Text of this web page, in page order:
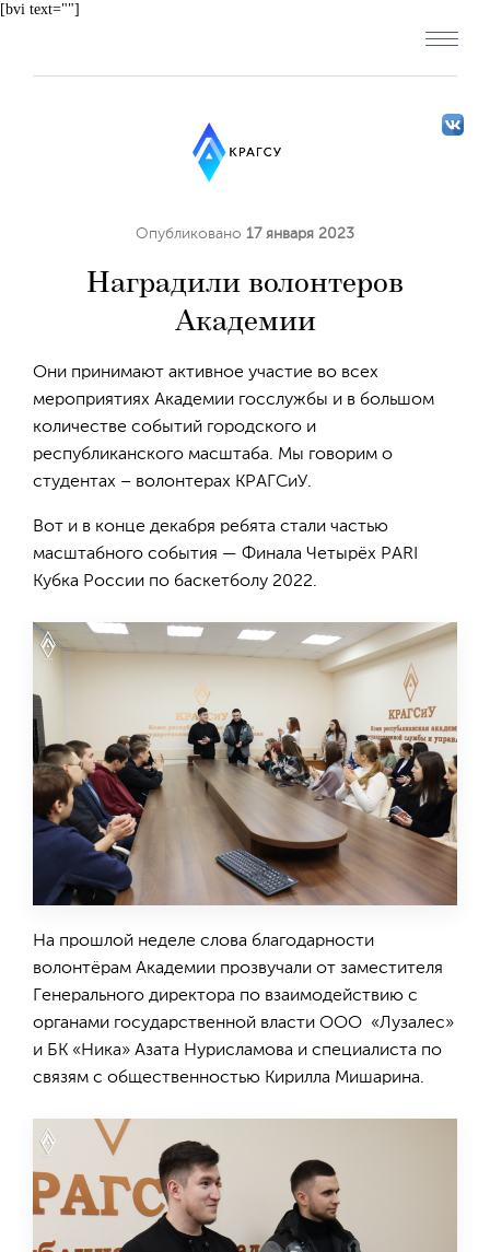
[bvi text=""]
Опубликовано 17 января 2023
Наградили волонтеров
Академии
Они принимают активное участие во всех
мероприятиях Академии госслужбы и в большом
количестве событий городского и
республиканского масштаба. Мы говорим о
студентах – волонтерах КРАГСиУ.
Вот и в конце декабря ребята стали частью
масштабного события — Финала Четырёх PARI
Кубка России по баскетболу 2022.
На прошлой неделе слова благодарности
волонтёрам Академии прозвучали от заместителя
Генерального директора по взаимодействию с
органами государственной власти ООО «Лузалес»
и БК «Ника» Азата Нурисламова и специалиста по
связям с общественностью Кирилла Мишарина.